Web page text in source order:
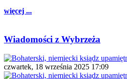
więcej ...
Wiadomości z Wybrzeża
czwartek, 18 września 2025 17:09